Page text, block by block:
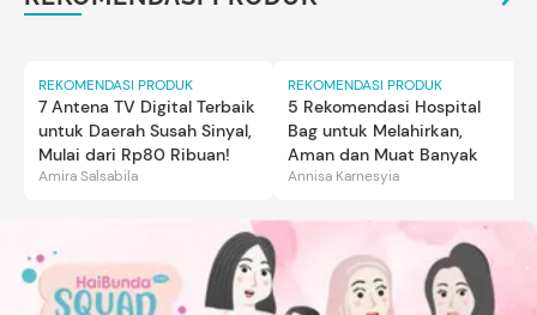
REKOMENDASI PRODUK
7 Antena TV Digital Terbaik
untuk Daerah Susah Sinyal,
Mulai dari Rp80 Ribuan!
Amira Salsabila
REKOMENDASI PRODUK
5 Rekomendasi Hospital
Bag untuk Melahirkan,
Aman dan Muat Banyak
Annisa Karnesyia